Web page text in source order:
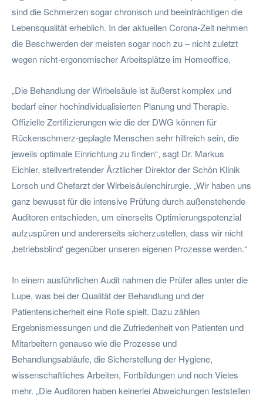
sind die Schmerzen sogar chronisch und beeinträchtigen die
Lebensqualität erheblich. In der aktuellen Corona-Zeit nehmen
die Beschwerden der meisten sogar noch zu – nicht zuletzt
wegen nicht-ergonomischer Arbeitsplätze im Homeoffice.
„Die Behandlung der Wirbelsäule ist äußerst komplex und
bedarf einer hochindividualisierten Planung und Therapie.
Offizielle Zertifizierungen wie die der DWG können für
Rückenschmerz-geplagte Menschen sehr hilfreich sein, die
jeweils optimale Einrichtung zu finden“, sagt Dr. Markus
Eichler, stellvertretender Ärztlicher Direktor der Schön Klinik
Lorsch und Chefarzt der Wirbelsäulenchirurgie. „Wir haben uns
ganz bewusst für die intensive Prüfung durch außenstehende
Auditoren entschieden, um einerseits Optimierungspotenzial
aufzuspüren und andererseits sicherzustellen, dass wir nicht
‚betriebsblind‘ gegenüber unseren eigenen Prozesse werden.“
In einem ausführlichen Audit nahmen die Prüfer alles unter die
Lupe, was bei der Qualität der Behandlung und der
Patientensicherheit eine Rolle spielt. Dazu zählen
Ergebnismessungen und die Zufriedenheit von Patienten und
Mitarbeitern genauso wie die Prozesse und
Behandlungsabläufe, die Sicherstellung der Hygiene,
wissenschaftliches Arbeiten, Fortbildungen und noch Vieles
mehr. „Die Auditoren haben keinerlei Abweichungen feststellen